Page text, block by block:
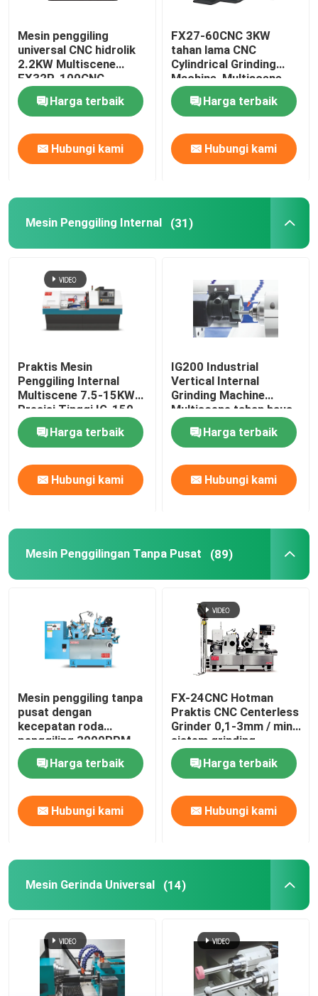
Produk
Tur Pabrik
Kontrol Kualitas
Hubungi Kami
Mesin Penggiling CNC
Mesin Penggiling Silinder
Mesin Penggiling Internal
Mesin Penggilingan Tanpa Pusat
Mesin Gerinda Universal
Mesin Gerinda Vertikal
Mesin penggilingan poros engkol
Mesin Penggiling Camshaft
Mesin penggiling
universal CNC hidrolik
2.2KW Multiscene
FX32P-100CNC
Harga terbaik
Hubungi kami
FX27-60CNC 3KW
tahan lama CNC
Cylindrical Grinding
Machine, Multiscene
Universal Grinder
MachineHarga terbaik
Hubungi kami
Mesin Penggiling Internal (31)
Praktis Mesin
Penggiling Internal
Multiscene 7.5-15KW
Presisi Tinggi IG-150
Harga terbaik
Hubungi kami
IG200 Industrial
Vertical Internal
Grinding Machine
Multiscene tahan haus
Harga terbaik
Hubungi kami
Mesin Penggilingan Tanpa Pusat (89)
Mesin penggiling tanpa
pusat dengan
kecepatan roda
penggiling 3000RPM
Multifungsi stabil
penggiling industri
Harga terbaik
Hubungi kami
FX-24CNC Hotman
Praktis CNC Centerless
Grinder 0,1-3mm / min
sistem grinding
Harga terbaik
Hubungi kami
Mesin Gerinda Universal (14)